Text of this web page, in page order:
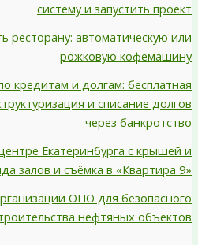
систему и запустить проект
ресторану: автоматическую или
рожковую кофемашину
кредитам и долгам: бесплатная
и списание долгов
через банкротство
Екатеринбурга с крышей и
залов и съёмка в «Квартира 9»
ОПО для безопасного
нефтяных объектов